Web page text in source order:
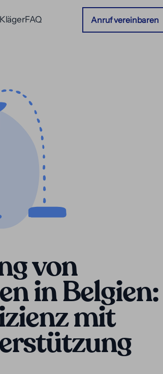
FAQ Anruf vereinbaren
von
in Belgien:
mit